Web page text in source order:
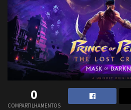
0
COMPARTILHAMENTOS